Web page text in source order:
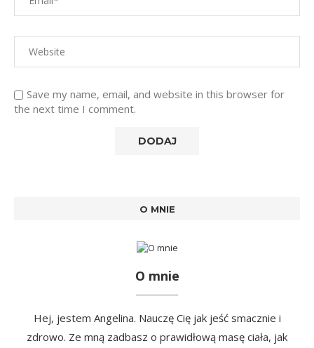
Save my name, email, and website in this browser for
the next time I comment.
O MNIE
O mnie
Hej, jestem Angelina. Nauczę Cię jak jeść smacznie i
zdrowo. Ze mną zadbasz o prawidłową masę ciała, jak